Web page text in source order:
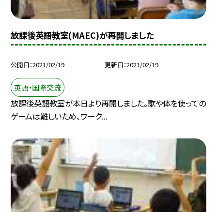
放課後英語教室(MAEC)が再開しました
公開日 2021/02/19 更新日 2021/02/19
英語・国際交流
放課後英語教室が本日より再開しました。歌や体を使っての
ゲームは難しいため、ワーク...